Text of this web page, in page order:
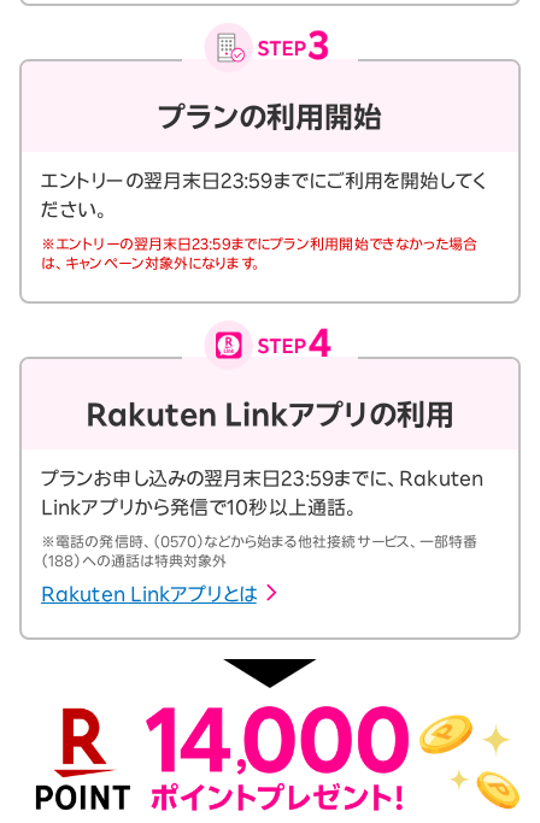
プランの利用開始
エントリーの翌月末日23:59までにご利用を開始してく
ださい。
※エントリーの翌月末日23:59までにプラン利用開始できなかった場合
は、キャンペーン対象外になります。
Rakuten Linkアプリの利用
プランお申し込みの翌月末日23:59までに、Rakuten
Linkアプリから発信で10秒以上通話。
※電話の発信時、（0570）などから始まる他社接続サービス、一部特番
（188）への通話は特典対象外
Rakuten Linkアプリとは